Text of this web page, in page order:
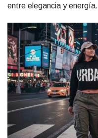
entre elegancia y energía.